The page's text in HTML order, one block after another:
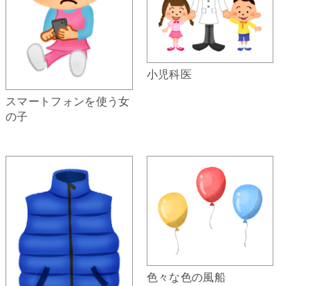
スマートフォンを使う女
の子
小児科医
色々な色の風船